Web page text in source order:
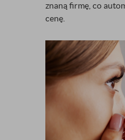
znaną firmę, co
cenę.